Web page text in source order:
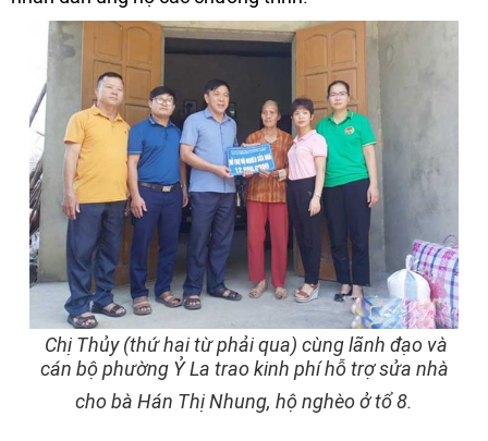
Chị Thủy (thứ hai từ phải qua) cùng lãnh đạo và
cán bộ phường Ỷ La trao kinh phí hỗ trợ sửa nhà
cho bà Hán Thị Nhung, hộ nghèo ở tổ 8.